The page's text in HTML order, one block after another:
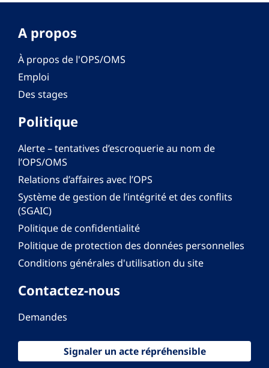
A propos
À propos de l'OPS/OMS
Emploi
Des stages
Politique
Alerte – tentatives d’escroquerie au nom de
l’OPS/OMS
Relations d’affaires avec l’OPS
Système de gestion de l’intégrité et des conflits
(SGAIC)
Politique de confidentialité
Politique de protection des données personnelles
Conditions générales d'utilisation du site
Contactez-nous
Demandes
Signaler un acte répréhensible